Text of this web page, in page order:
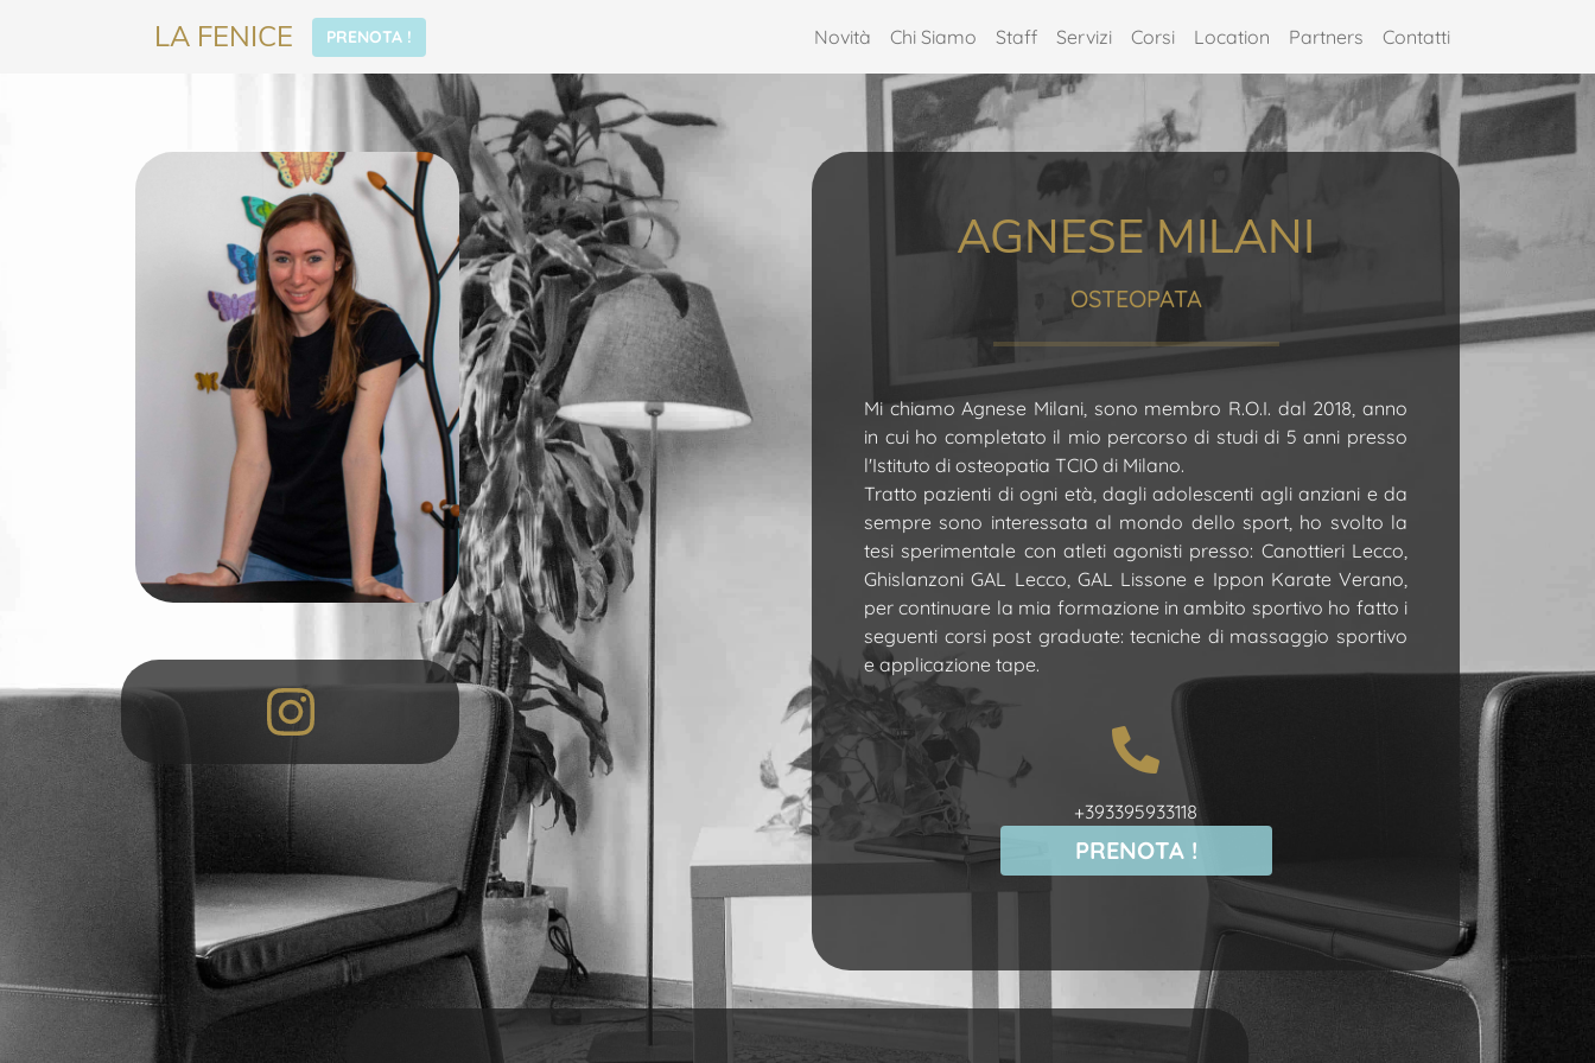
LA FENICE PRENOTA ! Novità Chi Siamo Staff Servizi Corsi Location Partners Contatti
AGNESE MILANI
OSTEOPATA
Mi chiamo Agnese Milani, sono membro R.O.I. dal 2018, anno
in cui ho completato il mio percorso di studi di 5 anni presso
l'Istituto di osteopatia TCIO di Milano.
Tratto pazienti di ogni età, dagli adolescenti agli anziani e da
sempre sono interessata al mondo dello sport, ho svolto la
tesi sperimentale con atleti agonisti presso: Canottieri Lecco,
Ghislanzoni GAL Lecco, GAL Lissone e Ippon Karate Verano,
per continuare la mia formazione in ambito sportivo ho fatto i
seguenti corsi post graduate: tecniche di massaggio sportivo
e applicazione tape.
+393395933118
PRENOTA !